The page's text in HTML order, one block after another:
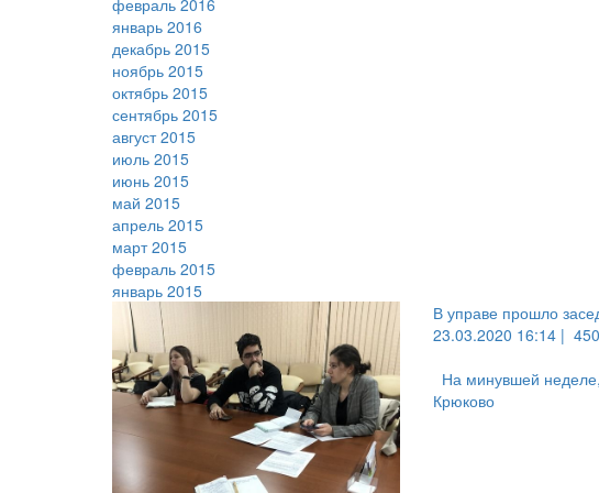
февраль 2016
январь 2016
декабрь 2015
ноябрь 2015
октябрь 2015
сентябрь 2015
август 2015
июль 2015
июнь 2015
май 2015
апрель 2015
март 2015
февраль 2015
январь 2015
В управе прошло
23.03.2020 16:14 |
На минувшей
Крюково